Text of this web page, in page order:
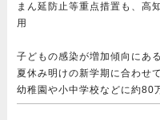
まん延防止等重点措置も、高
用
子どもの感染が増加傾向にあ
夏休み明けの新学期に合わせて
幼稚園や小中学校などに約80